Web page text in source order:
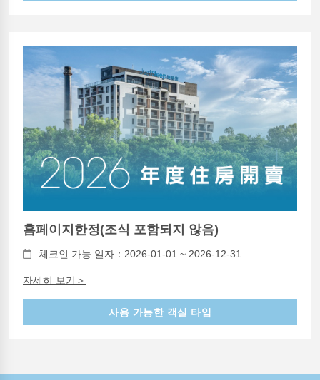
홈페이지한정(조식 포함되지 않음)
체크인 가능 일자：2026-01-01 ~ 2026-12-31
자세히 보기＞
사용 가능한 객실 타입